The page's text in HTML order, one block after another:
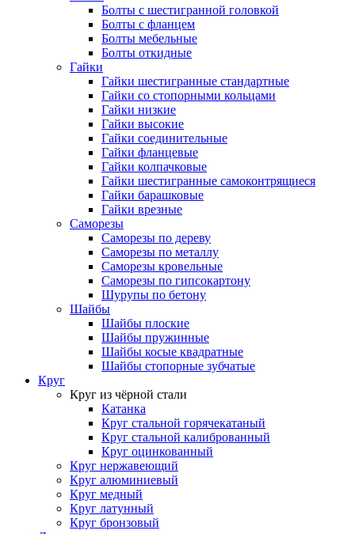
Болты с шестигранной головкой
Болты с фланцем
Болты мебельные
Болты откидные
Гайки
Гайки шестигранные стандартные
Гайки со стопорными кольцами
Гайки низкие
Гайки высокие
Гайки соединительные
Гайки фланцевые
Гайки колпачковые
Гайки шестигранные самоконтрящиеся
Гайки барашковые
Гайки врезные
Саморезы
Саморезы по дереву
Саморезы по металлу
Саморезы кровельные
Саморезы по гипсокартону
Шурупы по бетону
Шайбы
Шайбы плоские
Шайбы пружинные
Шайбы косые квадратные
Шайбы стопорные зубчатые
Круг
Круг из чёрной стали
Катанка
Круг стальной горячекатаный
Круг стальной калиброванный
Круг оцинкованный
Круг нержавеющий
Круг алюминиевый
Круг медный
Круг латунный
Круг бронзовый